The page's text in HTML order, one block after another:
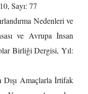
Sayı: 77
Nedenleri ve
ve Avrupa İnsan
Birliği Dergisi, Yıl:
Dışı Amaçlarla İrtifak